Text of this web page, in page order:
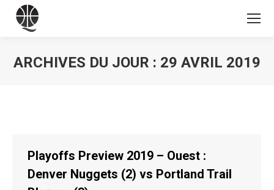
ARCHIVES DU JOUR : 29 AVRIL 2019
Playoffs Preview 2019 – Ouest :
Denver Nuggets (2) vs Portland Trail